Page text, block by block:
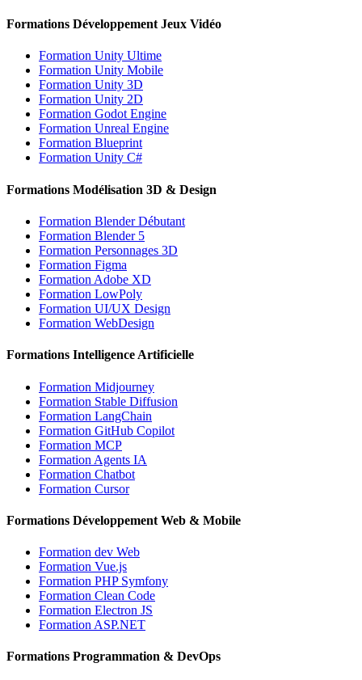
Formations Développement Jeux Vidéo
Formation Unity Ultime
Formation Unity Mobile
Formation Unity 3D
Formation Unity 2D
Formation Godot Engine
Formation Unreal Engine
Formation Blueprint
Formation Unity C#
Formations Modélisation 3D & Design
Formation Blender Débutant
Formation Blender 5
Formation Personnages 3D
Formation Figma
Formation Adobe XD
Formation LowPoly
Formation UI/UX Design
Formation WebDesign
Formations Intelligence Artificielle
Formation Midjourney
Formation Stable Diffusion
Formation LangChain
Formation GitHub Copilot
Formation MCP
Formation Agents IA
Formation Chatbot
Formation Cursor
Formations Développement Web & Mobile
Formation dev Web
Formation Vue.js
Formation PHP Symfony
Formation Clean Code
Formation Electron JS
Formation ASP.NET
Formations Programmation & DevOps